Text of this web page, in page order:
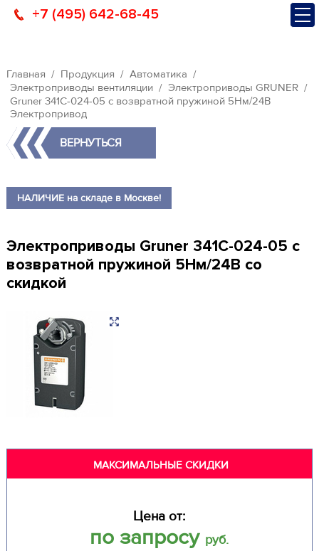
+7 (495) 642-68-45
Главная Продукция
Автоматика
Электроприводы вентиляции
Электроприводы GRUNER
Gruner 341C-024-05 с возвратной пружиной 5Нм/24В
Электропривод
ВЕРНУТЬСЯ
НАЛИЧИЕ на складе в Москве!
Электроприводы Gruner 341C-024-05 с
возвратной пружиной 5Нм/24В со
скидкой
МАКСИМАЛЬНЫЕ СКИДКИ
Цена от:
по запросу руб.